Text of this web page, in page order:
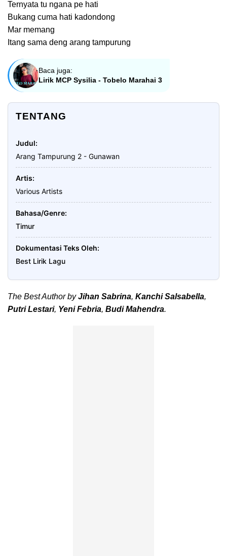
Ternyata tu ngana pe hati
Bukang cuma hati kadondong
Mar memang
Itang sama deng arang tampurung
Baca juga:
Lirik MCP Sysilia - Tobelo Marahai 3
TENTANG
Judul
Arang Tampurung 2 - Gunawan
Artis
Various Artists
Bahasa/Genre
Timur
Dokumentasi Teks Oleh
Best Lirik Lagu
The Best Author byJihan Sabrina, Kanchi Salsabella,
Putri Lestari, Yeni Febria, Budi Mahendra.